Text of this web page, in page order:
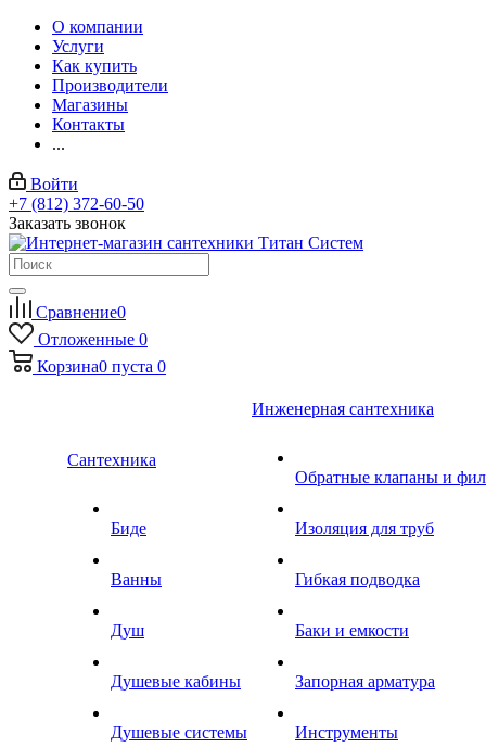
О компании
Услуги
Как купить
Производители
Магазины
Контакты
...
Войти
+7 (812) 372-60-50
Заказать звонок
Сравнение0
Отложенные 0
Корзина0 пуста 0
Сантехника
Биде
Ванны
Душ
Душевые кабины
Душевые системы
Инженерная сантехника
Обратные клапаны и
Изоляция для труб
Гибкая подводка
Баки и емкости
Запорная арматура
Инструменты